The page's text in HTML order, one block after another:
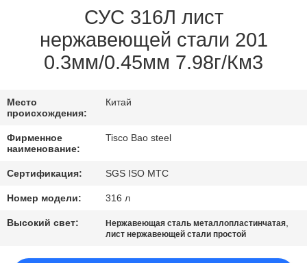
СВЯЖИТЕСЬ
НАМИ
НОВОСТИ
СДЕЛАТЬ
ЗАПРОС
КАРТА
САЙТА
СУС 316Л лист
нержавеющей стали 201
0.3мм/0.45мм 7.98г/Км3
Место
происхождения:
Китай
Фирменное
наименование:
Tisco Bao steel
Сертификация: SGS ISO MTC
Номер модели: 316 л
Высокий свет: Нержавеющая сталь металлопластинчатая,
лист нержавеющей стали простой